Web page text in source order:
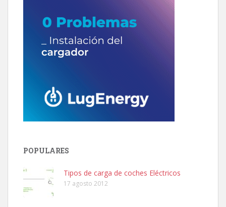
POPULARES
Tipos de carga de coches Eléctricos
17 agosto 2012